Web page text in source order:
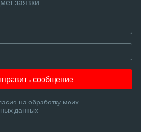
сообщение
на обработку моих
данных